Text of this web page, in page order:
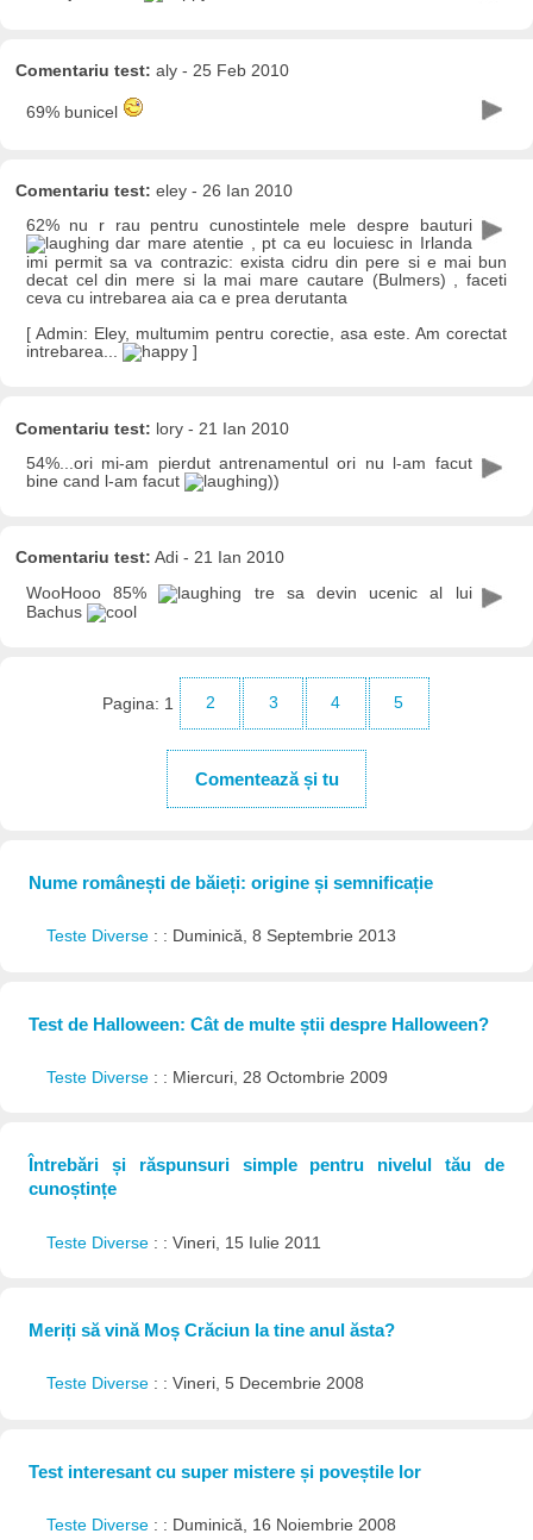
Comentariu test: aly - 25 Feb 2010
69% bunicel
Comentariu test: eley - 26 Ian 2010
62% nu r rau pentru cunostintele mele despre bauturi
dar mare atentie , pt ca eu locuiesc in Irlanda
imi permit sa va contrazic: exista cidru din pere si e mai bun
decat cel din mere si la mai mare cautare (Bulmers) , faceti
ceva cu intrebarea aia ca e prea derutanta
[ Admin: Eley, multumim pentru corectie, asa este. Am corectat
intrebarea...
]
Comentariu test: lory - 21 Ian 2010
54%...ori mi-am pierdut antrenamentul ori nu l-am facut
bine cand l-am facut
))
Comentariu test: Adi - 21 Ian 2010
WooHooo 85%
tre sa devin ucenic al lui
Bachus
Pagina: 1 2 3 4 5
Comentează și tu
Nume românești de băieți: origine și semnificație
Teste Diverse : : Duminică, 8 Septembrie 2013
Test de Halloween: Cât de multe știi despre Halloween?
Teste Diverse : : Miercuri, 28 Octombrie 2009
Întrebări și răspunsuri simple pentru nivelul tău de
cunoștințe
Teste Diverse : : Vineri, 15 Iulie 2011
Meriți să vină Moș Crăciun la tine anul ăsta?
Teste Diverse : : Vineri, 5 Decembrie 2008
Test interesant cu super mistere și poveștile lor
Teste Diverse : : Duminică, 16 Noiembrie 2008